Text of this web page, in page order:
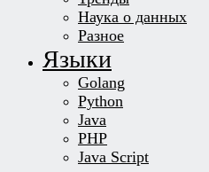
Наука о данных
Разное
Языки
Golang
Python
Java
PHP
Java Script